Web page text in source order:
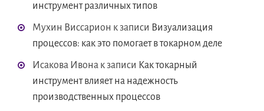
инструмент различных типов
Мухин Виссарион к записи Визуализация
процессов: как это помогает в токарном деле
Исакова Ивона к записи Как токарный
инструмент влияет на надежность
производственных процессов